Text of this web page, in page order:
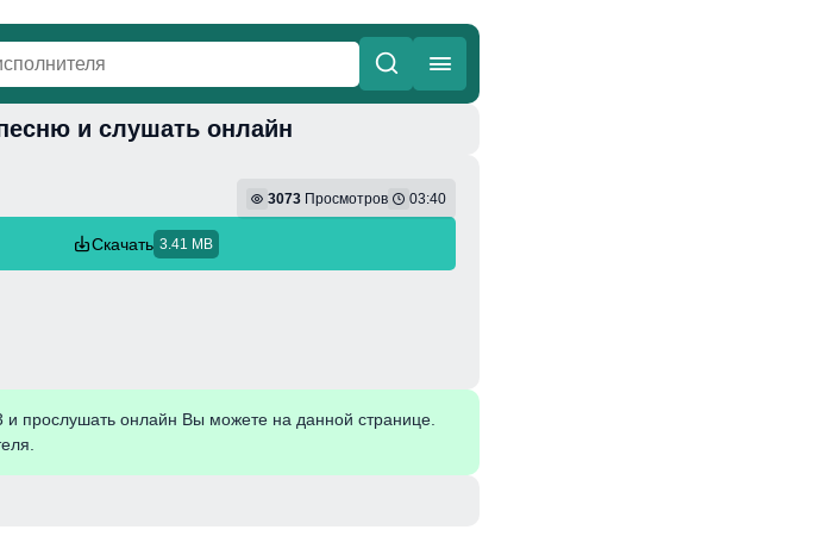
и слушать онлайн
3073 Просмотров 03:40
Скачать 3.41 MB
и прослушать онлайн Вы можете на данной странице.